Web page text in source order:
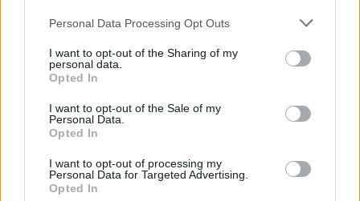
Please note that this website/app uses one or more Google
not limited to your visit or usage behaviour. You may click to
grant or deny consent to Google and its third-party tags to
use your data for below specified purposes in below Google
consent section.
Personal Data Processing Opt Outs
I want to opt-out of the Sharing of my
personal data.
Opted In
I want to opt-out of the Sale of my
Personal Data.
Opted In
I want to opt-out of processing my
Personal Data for Targeted Advertising.
Opted In
Qué significa perder pelo y cuándo
preocuparse
Revelaciones sobre la tumba de un
chamán mesolítico en Halle